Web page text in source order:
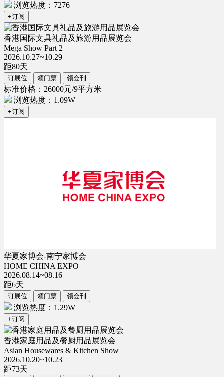
浏览热度：7276
+订阅
香港国际文具礼品及旅游用品展览会
Mega Show Part 2
2026.10.27~10.29
距80天
订展位 领门票 领会刊
标准价格：26000元/9平方米
浏览热度：1.09W
+订阅
华夏家博会-南宁家博会
HOME CHINA EXPO
2026.08.14~08.16
距6天
订展位 领门票 领会刊
浏览热度：1.29W
+订阅
香港家庭用品及餐厨用品展览会
Asian Housewares & Kitchen Show
2026.10.20~10.23
距73天